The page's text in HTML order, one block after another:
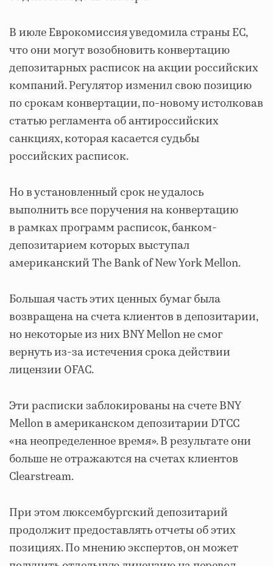
В июле Еврокомиссия уведомила страны ЕС,
что они могут возобновить конвертацию
депозитарных расписок на акции российских
компаний. Регулятор изменил свою позицию
по срокам конвертации, по-новому истолковав
статью регламента об антироссийских
санкциях, которая касается судьбы
российских расписок.
Но в установленный срок не удалось
выполнить все поручения на конвертацию
в рамках программ расписок, банком-
депозитарием которых выступал
американский The Bank of New York Mellon.
Большая часть этих ценных бумаг была
возвращена на счета клиентов в депозитарии,
но некоторые из них BNY Mellon не смог
вернуть из-за истечения срока действии
лицензии OFAC.
Эти расписки заблокированы на счете BNY
Mellon в американском депозитарии DTCC
«на неопределенное время». В результате они
больше не отражаются на счетах клиентов
Clearstream.
При этом люксембургский депозитарий
продолжит предоставлять отчеты об этих
позициях. По мнению экспертов, он может